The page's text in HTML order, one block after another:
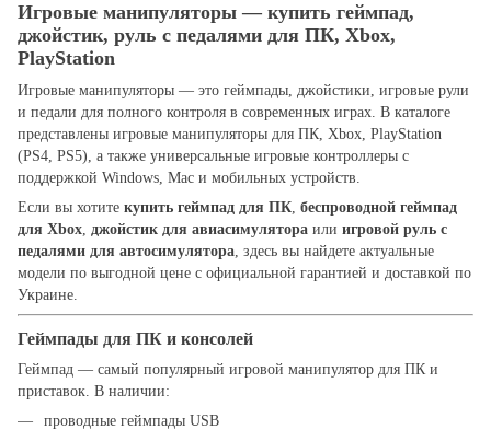
Игровые манипуляторы — купить геймпад,
джойстик, руль с педалями для ПК, Xbox,
PlayStation
Игровые манипуляторы — это геймпады, джойстики, игровые рули
и педали для полного контроля в современных играх. В каталоге
представлены игровые манипуляторы для ПК, Xbox, PlayStation
(PS4, PS5), а также универсальные игровые контроллеры с
поддержкой Windows, Mac и мобильных устройств.
Если вы хотите купить геймпад для ПК беспроводной геймпад
для Xbox джойстик для авиасимулятора или игровой руль с
педалями для автосимулятора , здесь вы найдете актуальные
модели по выгодной цене с официальной гарантией и доставкой по
Украине.
Геймпады для ПК и консолей
Геймпад — самый популярный игровой манипулятор для ПК и
приставок. В наличии:
проводные геймпады USB